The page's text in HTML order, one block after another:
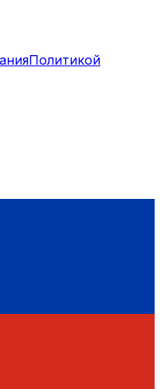
Политикой